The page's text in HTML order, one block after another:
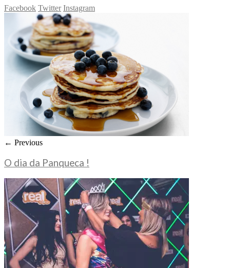
Facebook Twitter Instagram
← Previous
O dia da Panqueca !